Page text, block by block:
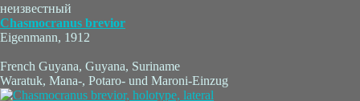
неизвестный
Chasmocranus brevior
Eigenmann, 1912
French Guyana, Guyana, Suriname
Waratuk, Mana-, Potaro- und Maroni-Einzug